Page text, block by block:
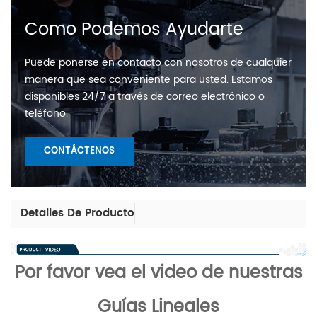
Como Podemos Ayudarte
Puede ponerse en contacto con nosotros de cualquier
manera que sea conveniente para usted. Estamos
disponibles 24/7 a través de correo electrónico o
teléfono.
CONTÁCTENOS
Detalles De Producto
Por favor vea el video de nuestras